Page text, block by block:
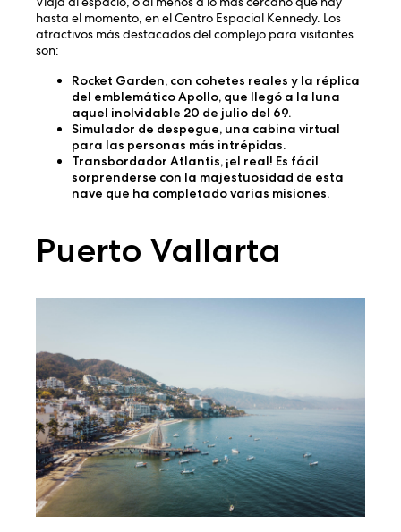
hasta el momento, en el Centro Espacial Kennedy. Los
atractivos más destacados del complejo para visitantes
son:
Rocket Garden, con cohetes reales y la réplica
del emblemático Apollo, que llegó a la luna
aquel inolvidable 20 de julio del 69.
Simulador de despegue, una cabina virtual
para las personas más intrépidas.
Transbordador Atlantis, ¡el real! Es fácil
sorprenderse con la majestuosidad de esta
nave que ha completado varias misiones.
Puerto Vallarta